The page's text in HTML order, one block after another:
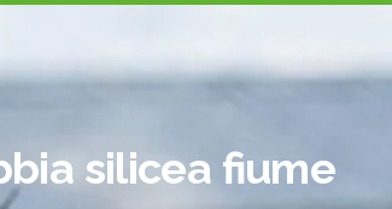
silicea fiume